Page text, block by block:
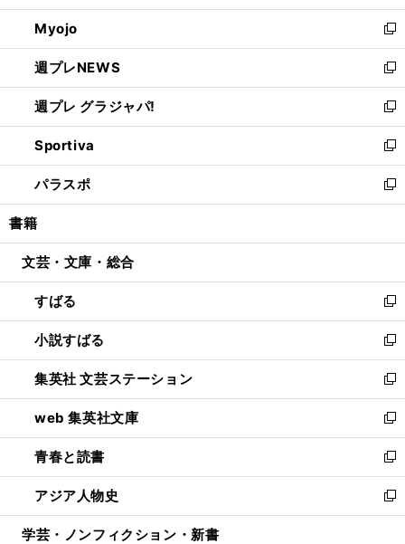
開
く
ウ
で
開
く
ン
ド
ウ
で
開
く
ウ
ィ
ン
ド
ウ
で
開
く
Myojo
新
し
い
ウ
ィ
ン
ド
ウ
で
開
週プレNEWS
新
し
い
ウ
ィ
ン
ド
ウ
開
週プレ グラジャパ!
新
し
い
ウ
ィ
ン
ウ
開
く
Sportiva
新
し
い
ウ
ン
ウ
で
開
く
パラスポ
新
し
ウ
ン
ド
ウ
で
開
く
書籍
文芸・文庫・総合
すばる
新
し
い
ウ
ィ
ン
ド
ウ
で
開
く
小説すばる
新
し
い
ウ
ィ
ン
ド
ウ
で
開
集英社 文芸ステーション
新
し
い
ウ
ィ
ン
ド
ウ
web 集英社文庫
新
し
い
ウ
ィ
ン
青春と読書
新
し
い
ウ
アジア人物史
新
し
学芸・ノンフィクション・新書